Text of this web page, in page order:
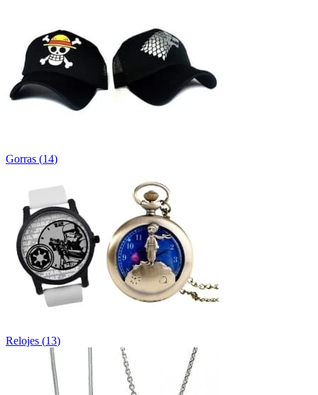
Gorras (14)
Relojes (13)